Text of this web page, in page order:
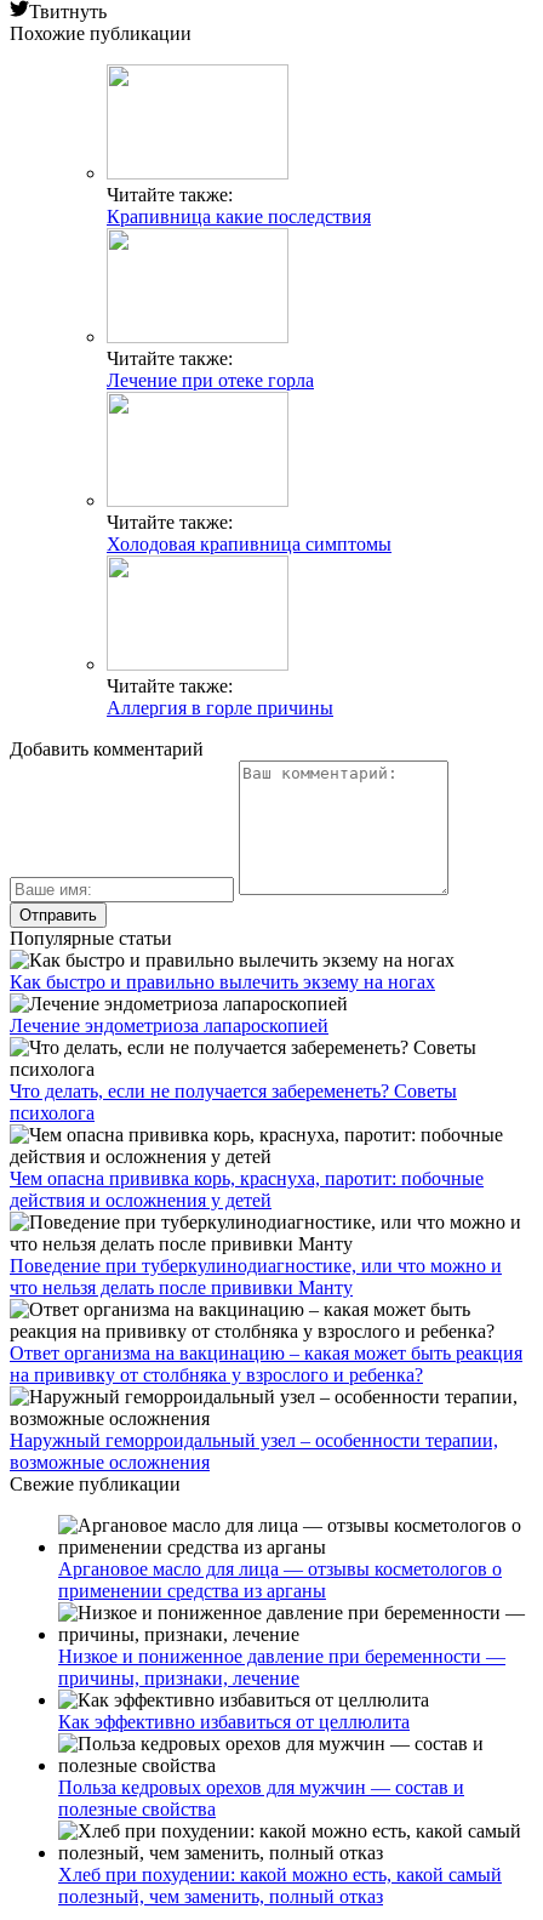
Твитнуть
Похожие публикации
Читайте также:
Крапивница какие последствия
Читайте также:
Лечение при отеке горла
Читайте также:
Холодовая крапивница симптомы
Читайте также:
Аллергия в горле причины
Добавить комментарий
Популярные статьи
Как быстро и правильно вылечить экзему на ногах
Лечение эндометриоза лапароскопией
Что делать, если не получается забеременеть? Советы
психолога
Чем опасна прививка корь, краснуха, паротит: побочные
действия и осложнения у детей
Поведение при туберкулинодиагностике, или что можно и
что нельзя делать после прививки Манту
Ответ организма на вакцинацию – какая может быть реакция
на прививку от столбняка у взрослого и ребенка?
Наружный геморроидальный узел – особенности терапии,
возможные осложнения
Свежие публикации
Аргановое масло для лица — отзывы косметологов о
применении средства из арганы
Низкое и пониженное давление при беременности —
причины, признаки, лечение
Как эффективно избавиться от целлюлита
Польза кедровых орехов для мужчин — состав и
полезные свойства
Хлеб при похудении: какой можно есть, какой самый
полезный, чем заменить, полный отказ